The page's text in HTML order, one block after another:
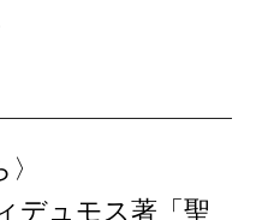
デュモス著「聖